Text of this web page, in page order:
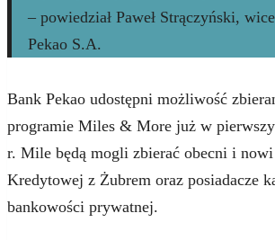
– powiedział Paweł Strączyński,
Pekao S.A.
Bank Pekao udostępni możliwość
programie Miles & More już w
r. Mile będą mogli zbierać obecni i
Kredytowej z Żubrem oraz posiadacze
bankowości prywatnej.